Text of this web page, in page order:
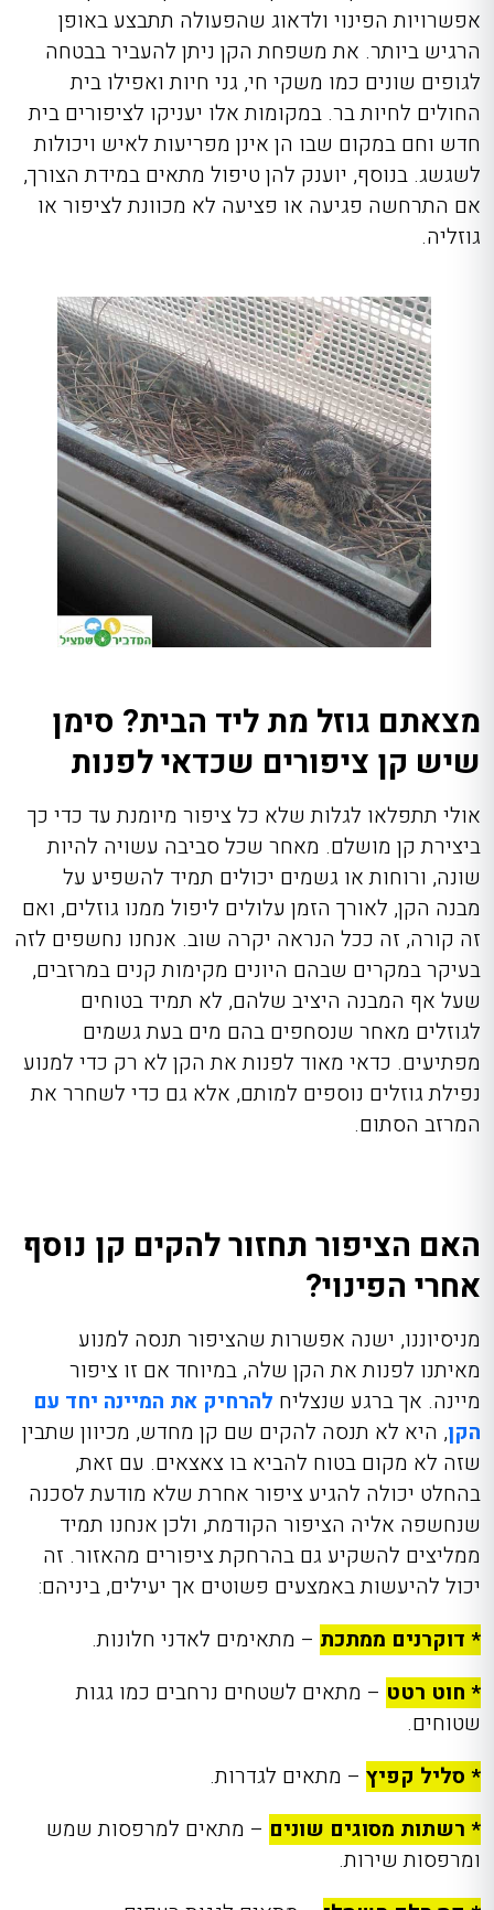
אפשרויות הפינוי ולדאוג שהפעולה תתבצע באופן
הרגיש ביותר. את משפחת הקן ניתן להעביר בבטחה
לגופים שונים כמו משקי חי, גני חיות ואפילו בית
החולים לחיות בר. במקומות אלו יעניקו לציפורים בית
חדש וחם במקום שבו הן אינן מפריעות לאיש ויכולות
לשגשג. בנוסף, יוענק להן טיפול מתאים במידת הצורך,
אם התרחשה פגיעה או פציעה לא מכוונת לציפור או
גוזליה.
מצאתם גוזל מת ליד הבית? סימן
שיש קן ציפורים שכדאי לפנות
אולי תתפלאו לגלות שלא כל ציפור מיומנת עד כדי כך
ביצירת קן מושלם. מאחר שכל סביבה עשויה להיות
שונה, ורוחות או גשמים יכולים תמיד להשפיע על
מבנה הקן, לאורך הזמן עלולים ליפול ממנו גוזלים, ואם
זה קורה, זה ככל הנראה יקרה שוב. אנחנו נחשפים לזה
בעיקר במקרים שבהם היונים מקימות קנים במרזבים,
שעל אף המבנה היציב שלהם, לא תמיד בטוחים
לגוזלים מאחר שנסחפים בהם מים בעת גשמים
מפתיעים. כדאי מאוד לפנות את הקן לא רק כדי למנוע
נפילת גוזלים נוספים למותם, אלא גם כדי לשחרר את
המרזב הסתום.
האם הציפור תחזור להקים קן נוסף
אחרי הפינוי?
מניסיוננו, ישנה אפשרות שהציפור תנסה למנוע
מאיתנו לפנות את הקן שלה, במיוחד אם זו ציפור
מיינה. אך ברגע שנצליח להרחיק את המיינה יחד עם
הקן, היא לא תנסה להקים שם קן מחדש, מכיוון שתבין
שזה לא מקום בטוח להביא בו צאצאים. עם זאת,
בהחלט יכולה להגיע ציפור אחרת שלא מודעת לסכנה
שנחשפה אליה הציפור הקודמת, ולכן אנחנו תמיד
ממליצים להשקיע גם בהרחקת ציפורים מהאזור. זה
יכול להיעשות באמצעים פשוטים אך יעילים, ביניהם:
* דוקרנים ממתכת – מתאימים לאדני חלונות.
* חוט רטט – מתאים לשטחים נרחבים כמו גגות
שטוחים.
* סליל קפיץ – מתאים לגדרות.
* רשתות מסוגים שונים – מתאים למרפסות שמש
ומרפסות שירות.